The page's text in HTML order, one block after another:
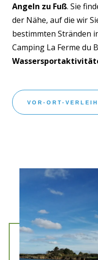
Angeln zu Fuß. Sie
der Nähe, auf die wir
bestimmten Stränden
Camping La Ferme du
VOR-ORT-